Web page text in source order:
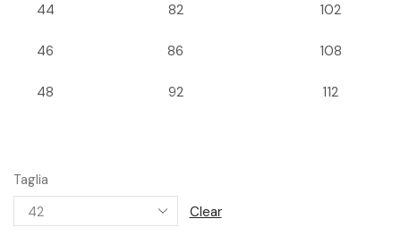
44 82 102
46 86 108
48 92 112
Taglia
Clear